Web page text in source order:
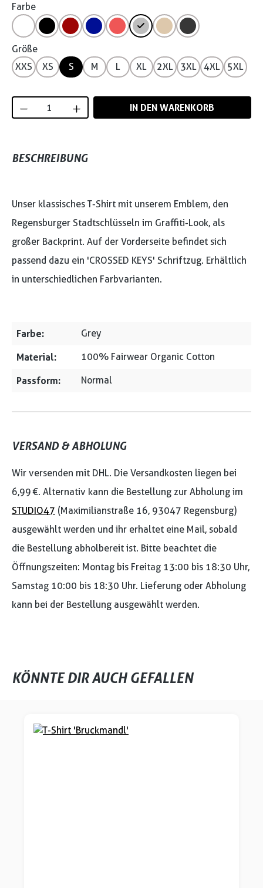
Farbe
Größe
XXS
XS S M L XL 2XL 3XL 4XL 5XL
Produkt Anzahl: Gib den gewünschten
IN DEN WARENKORB
BESCHREIBUNG
Unser klassisches T-Shirt mit unserem Emblem, den
Regensburger Stadtschlüsseln im Graffiti-Look, als
großer Backprint. Auf der Vorderseite befindet sich
passend dazu ein 'CROSSED KEYS' Schriftzug. Erhältlich
in unterschiedlichen Farbvarianten.
Farbe: Grey
Material: 100% Fairwear Organic Cotton
Passform: Normal
VERSAND & ABHOLUNG
Wir versenden mit DHL. Die Versandkosten liegen bei
6,99 €. Alternativ kann die Bestellung zur Abholung im
STUDIO47 (Maximilianstraße 16, 93047 Regensburg)
ausgewählt werden und ihr erhaltet eine Mail, sobald
die Bestellung abholbereit ist. Bitte beachtet die
Öffnungszeiten: Montag bis Freitag 13:00 bis 18:30 Uhr,
Samstag 10:00 bis 18:30 Uhr. Lieferung oder Abholung
kann bei der Bestellung ausgewählt werden.
KÖNNTE DIR AUCH GEFALLEN